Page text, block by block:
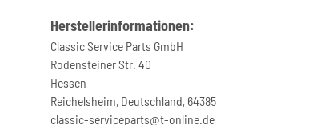
Herstellerinformationen:
Classic Service Parts GmbH
Rodensteiner Str. 40
Hessen
Reichelsheim, Deutschland, 64385
classic-serviceparts@t-online.de